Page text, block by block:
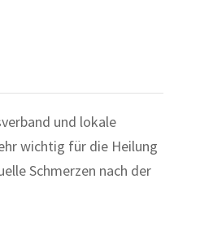
und lokale
wichtig für die Heilung
Schmerzen nach der